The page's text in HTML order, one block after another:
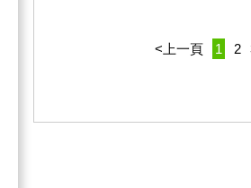
<上一頁 1 2